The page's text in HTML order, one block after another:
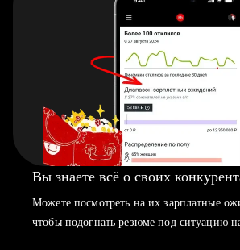
Вы знаете всё о своих
Можете посмотреть на их зарплатные
чтобы подогнать резюме под ситуацию